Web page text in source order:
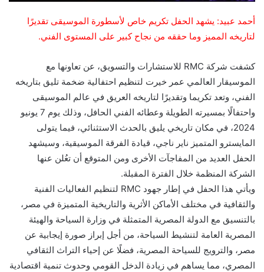
أحمد عبيد: يشهد الحفل تكريم خاص لأسطورة الموسيقى تقديرًا
لتاريخه المميز وما حققه من نجاح كبير على المستوى الفني.
كشفت شركة RMC للاستشارات والتسويق، عن تعاونها مع
الموسيقار العالمي عمر خيرت لتنظيم احتفالية ضخمة تليق بتاريخه
الفني، وتعد تكريما وتقديرًا لتاريخه العريق في عالم الموسيقى
واحتفالًا بمسيرته الطويلة وعطائه الفني الحافل، وذلك يوم 7 يونيو
2024، في مكان تاريخي يليق بالحدث الاستثنائي، فيما يتولى
المايسترو المتميز ناير ناجي، قيادة الفرقة الموسيقية، وسيشهد
الحفل العديد من المفاجآت الأخرى ومن المتوقع أن تعُلن عنها
الشركة المنظمة خلال الفترة المقبلة.
ويأتي هذا الحفل في إطار جهود RMC لتنظيم الفعاليات الفنية
والثقافية في مختلف الأماكن الأثرية والتاريخية المتميزة في مصر،
بالتنسيق مع الدولة المصرية المتمثلة في وزارة السياحة والهيئة
المصرية العامة لتنشيط السياحة، من أجل إبراز صورة إيجابية عن
مصر، والترويج للسياحة المصرية، فضلًا عن إحياء التراث الثقافي
المصري، مما يساهم في زيادة الدخل القومي وحدوث تنمية اقتصادية